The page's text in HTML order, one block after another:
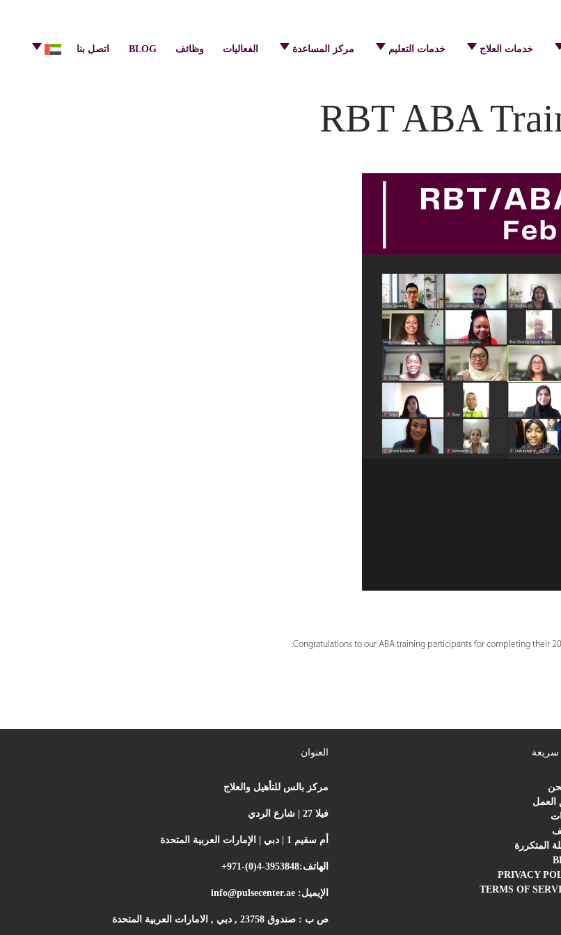
خدمات العلاج خدمات التعليم مركز المساعدة الفعاليات وظائف BLOG اتصل بنا
RBT ABA
سريعة
العمل
المتكررة
PRIVACY
TERMS OF
العنوان
مركز بالس للتأهيل والعلاج
فيلا 27 | شارع الردي
أم سقيم 1 | دبي | الإمارات العربية المتحدة
الهاتف:+971-(0)4-3953848
الإيميل: info@pulsecenter.ae
ص ب : صندوق 23758 , دبي , الامارات العربية المتحدة